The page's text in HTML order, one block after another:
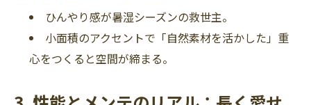
ひんやり感が暑湿シーズンの救世主。
小面積のアクセントで「自然素材を活かした」重
心をつくると空間が締まる。